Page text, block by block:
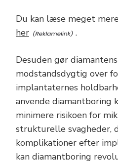
Du kan læse meget
her
.
Desuden gør
modstandsdygtig over
implantaternes
anvende diamantboring
minimere risikoen for
strukturelle svagheder,
komplikationer efter
kan diamantboring